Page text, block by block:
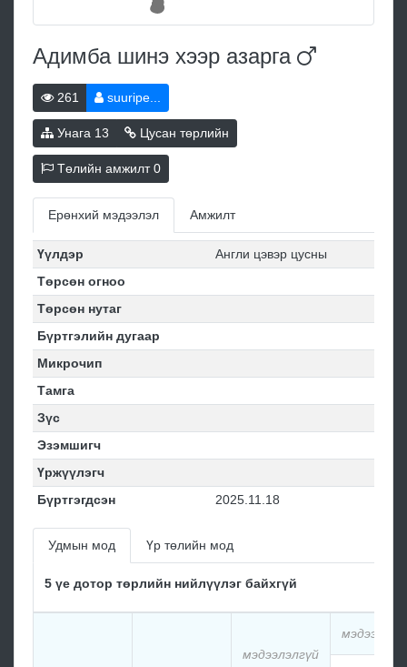
Адимба шинэ хээр азарга
261 suuripe...
Унага 13 Цусан төрлийн
Төлийн амжилт0
Ерөнхий мэдээлэл Амжилт
Үүлдэр
Англи цэвэр цусны
Төрсөн огноо
Төрсөн нутаг
Бүртгэлийн дугаар
Микрочип
Тамга
Зүс
Эзэмшигч
Үржүүлэгч
Бүртгэгдсэн
2025.11.18
Удмын мод Үр төлийн мод
5 үе дотор төрлийн нийлүүлэг байхгүй
мэдээлэлгүй